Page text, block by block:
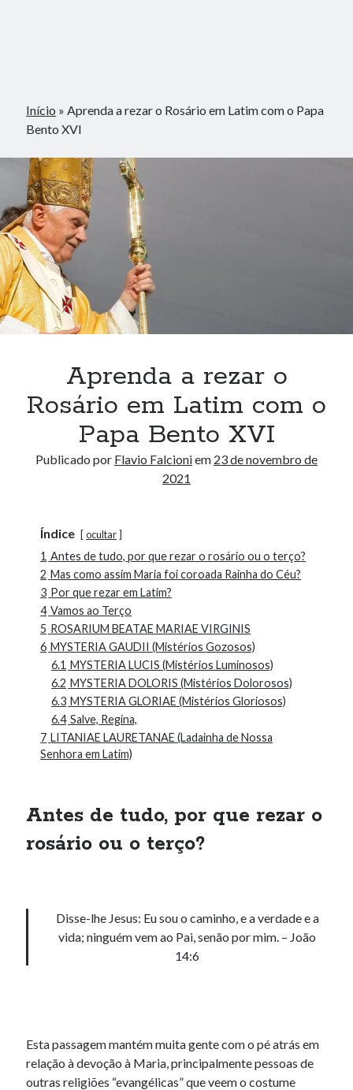
Início »Aprenda a rezar o Rosário em Latim com o Papa
Bento XVI
Aprenda a rezar o
Rosário em Latim com o
Papa Bento XVI
Publicado por Flavio Falcioniem 23 de novembro de
2021
Índice ocultar
1 Antes de tudo, por que rezar o rosário ou o terço?
2 Mas como assim Maria foi coroada Rainha do Céu?
3 Por que rezar em Latim?
4 Vamos ao Terço
5 ROSARIUM BEATAE MARIAE VIRGINIS
6 MYSTERIA GAUDII (Mistérios Gozosos)
6.1 MYSTERIA LUCIS (Mistérios Luminosos)
6.2 MYSTERIA DOLORIS (Mistérios Dolorosos)
6.3 MYSTERIA GLORIAE (Mistérios Gloriosos)
6.4 Salve, Regína,
7 LITANIAE LAURETANAE (Ladainha de Nossa
Senhora em Latim)
Antes de tudo, por que rezar o
rosário ou o terço?
Disse-lhe Jesus: Eu sou o caminho, e a verdade e a
vida; ninguém vem ao Pai, senão por mim. – João
14:6
Esta passagem mantém muita gente com o pé atrás em
relação à devoção à Maria, principalmente pessoas de
outras religiões “evangélicas” que veem o costume